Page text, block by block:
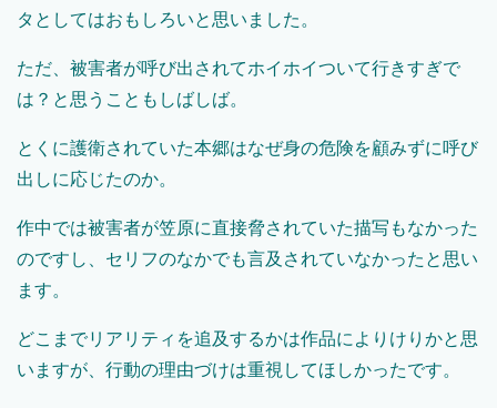
タとしてはおもしろいと思いました。
ただ、被害者が呼び出されてホイホイついて行きすぎで
は？と思うこともしばしば。
とくに護衛されていた本郷はなぜ身の危険を顧みずに呼び
出しに応じたのか。
作中では被害者が笠原に直接脅されていた描写もなかった
のですし、セリフのなかでも言及されていなかったと思い
ます。
どこまでリアリティを追及するかは作品によりけりかと思
いますが、行動の理由づけは重視してほしかったです。